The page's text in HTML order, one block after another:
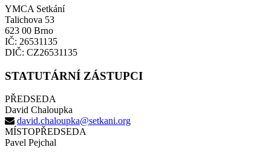
YMCA Setkání
Talichova 53
623 00 Brno
IČ: 26531135
DIČ: CZ26531135
STATUTÁRNÍ ZÁSTUPCI
PŘEDSEDA
David Chaloupka
david.chaloupka@setkani.org
MÍSTOPŘEDSEDA
Pavel Pejchal